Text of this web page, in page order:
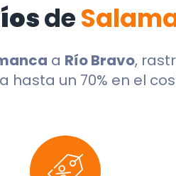
de
a Río Bravo,
hasta un 70% en el